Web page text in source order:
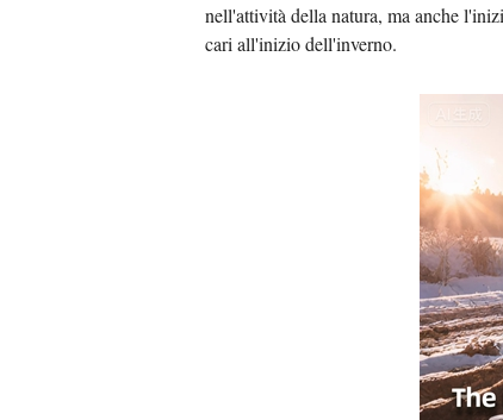
nell'attività della natura, ma anche
cari all'inizio dell'inverno.